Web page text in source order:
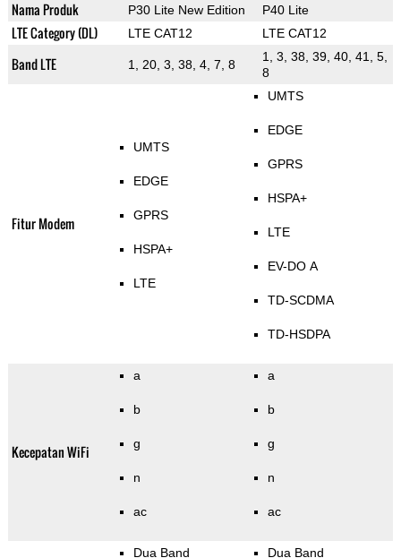
Nama Produk P30 Lite New Edition P40 Lite
LTE Category (DL) LTE CAT12 LTE CAT12
Band LTE 1, 20, 3, 38, 4, 7, 8
1, 3, 38, 39, 40, 41, 5,
8
Fitur Modem
UMTS
EDGE
GPRS
HSPA+
LTE
UMTS
EDGE
GPRS
HSPA+
LTE
EV-DO A
TD-SCDMA
TD-HSDPA
Kecepatan WiFi
a
b
g
n
ac
a
b
g
n
ac
Dua Band Dua Band